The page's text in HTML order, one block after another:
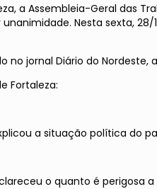
a Assembleia-Geral das
Nesta sexta,
jornal Diário do
Fortaleza:
a situação política do
o quanto é perigosa a